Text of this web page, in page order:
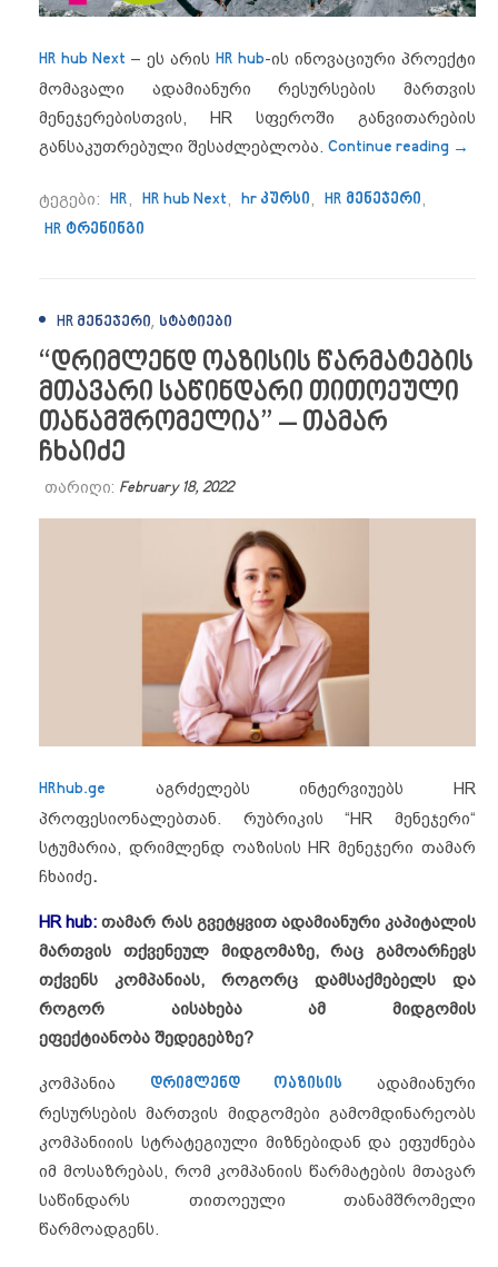
HR hub Next – ეს არის HR hub-ის ინოვაციური პროექტი
მომავალი ადამიანური რესურსების მართვის
მენეჯერებისთვის, HR სფეროში განვითარების
განსაკუთრებული შესაძლებლობა. Continue reading “HR
→
ტეგები: HR, HR hub Next, hr კურსი, HR მენეჯერი,
HR ტრენინგი
HR ᲛᲔᲜᲔᲯᲔᲠᲘ, ᲡᲢᲐᲢᲘᲔᲑᲘ
“დრიმლენდ ოაზისის წარმატების
მთავარი საწინდარი თითოეული
თანამშრომელია” – თამარ
ჩხაიძე
თარიღი: February 18, 2022
HRhub.ge აგრძელებს ინტერვიუებს HR
პროფესიონალებთან. რუბრიკის “HR მენეჯერი“
სტუმარია, დრიმლენდ ოაზისის HR მენეჯერი თამარ
ჩხაიძე.
HR hub: თამარ რას გვეტყვით ადამიანური კაპიტალის
მართვის
თქვენეულ მიდგომაზე, რაც
გამოარჩევს
თქვენს
კომპანიას, როგორც დამსაქმებელს
და
როგორ
აისახება ამ
მიდგომის
ეფექტიანობა შედეგებზე?
კომპანია დრიმლენდ ოაზისის ადამიანური
რესურსების მართვის მიდგომები გამომდინარეობს
კომპანიიის სტრატეგიული მიზნებიდან და ეფუძნება
იმ მოსაზრებას, რომ კომპანიის წარმატების მთავარ
საწინდარს თითოეული თანამშრომელი
წარმოადგენს.